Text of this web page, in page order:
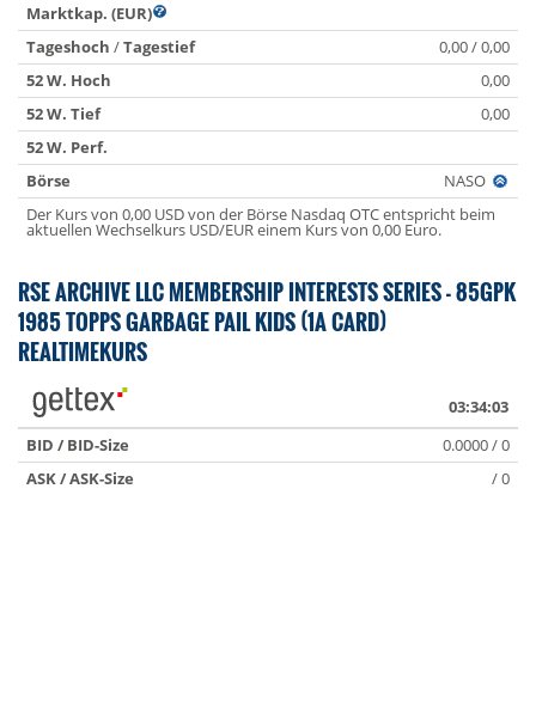
Marktkap. (EUR)
Tageshoch /Tagestief
0,00 / 0,00
52 W. Hoch
0,00
52 W. Tief
0,00
52 W. Perf.
Börse
NASO
Der Kurs von 0,00 USD von der Börse Nasdaq OTC entspricht beim
aktuellen Wechselkurs USD/EUR einem Kurs von 0,00 Euro.
RSE ARCHIVE LLC MEMBERSHIP INTERESTS SERIES - 85GPK
1985 TOPPS GARBAGE PAIL KIDS (1A CARD)
REALTIMEKURS
03:34:03
BID / BID-Size
0.0000 / 0
ASK / ASK-Size
/ 0